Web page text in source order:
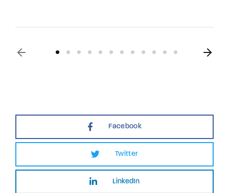
Facebook
Twitter
LinkedIn